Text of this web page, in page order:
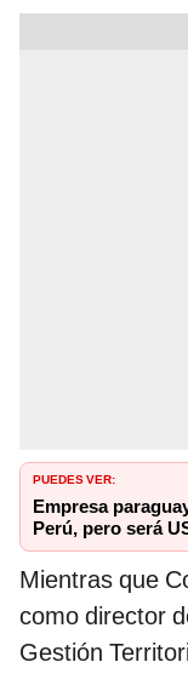
PUEDES VER:
Empresa
Perú, pero será
Mientras que
como director
Gestión